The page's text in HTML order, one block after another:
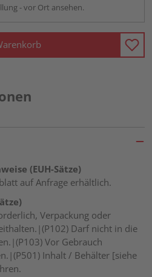
- vor Ort ansehen.
(EUH-Sätze)
auf Anfrage erhältlich.
Verpackung oder
Darf nicht in die
Vor Gebrauch
Inhalt / Behälter [siehe